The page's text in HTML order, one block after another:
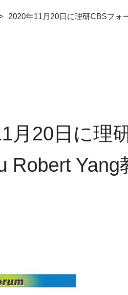
2020年11月20日に理研CBSフォ
月20日に理
Robert